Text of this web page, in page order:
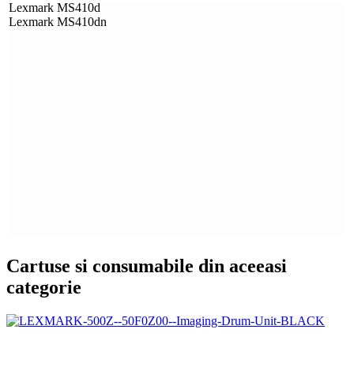
Lexmark MS410d
Lexmark MS410dn
Cartuse si consumabile din aceeasi
categorie